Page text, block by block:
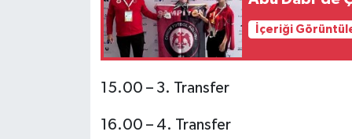
İçeriği
15.00 – 3. Transfer
16.00 – 4. Transfer